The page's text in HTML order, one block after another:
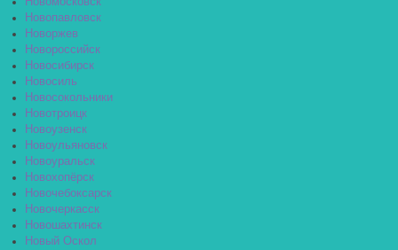
Новопавловск
Новоржев
Новороссийск
Новосибирск
Новосиль
Новосокольники
Новотроицк
Новоузенск
Новоульяновск
Новоуральск
Новохопёрск
Новочебоксарск
Новочеркасск
Новошахтинск
Новый Оскол